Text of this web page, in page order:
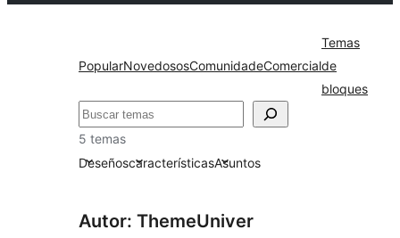
PopularNovedososComunidadeComercial
Temas
de
bloques
Buscar
5 temas
DeseñoscaracterísticasAsuntos
Autor: ThemeUniver